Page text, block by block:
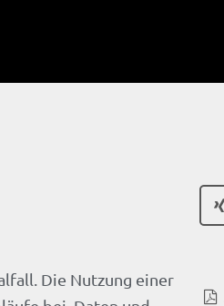
Die Nutzung einer